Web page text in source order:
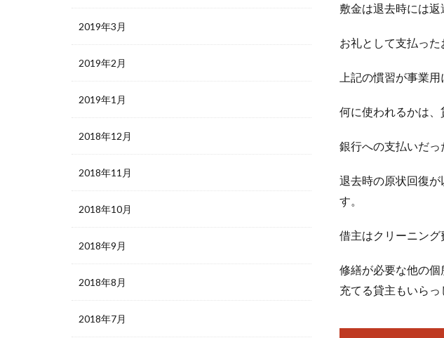
敷金は退去時には返
お礼として支払った
上記の慣習が事業
何に使われるかは、
銀行への支払いだっ
退去時の原状回復
す。
借主はクリーニング
修繕が必要な他の
充てる貸主もいらっ
2019年3月
2019年2月
2019年1月
2018年12月
2018年11月
2018年10月
2018年9月
2018年8月
2018年7月